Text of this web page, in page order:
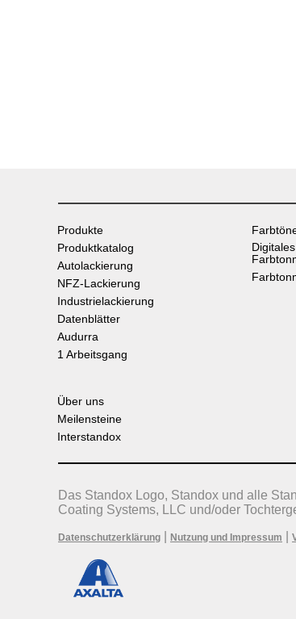
Produkte
Produktkatalog
Autolackierung
NFZ-Lackierung
Industrielackierung
Datenblätter
Audurra
1 Arbeitsgang
Digitales
Über uns
Meilensteine
Interstandox
Das Standox Logo, Standox und alle
Coating Systems, LLC und/oder
Datenschutzerklärung Nutzung und Impressum